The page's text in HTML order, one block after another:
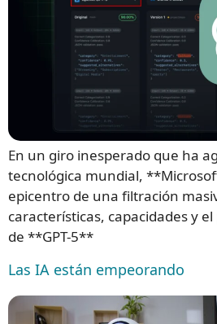
En un giro inesperado que ha
tecnológica mundial,
epicentro de una filtración
características, capacidades y
de **GPT-5**
Las IA están empeorando